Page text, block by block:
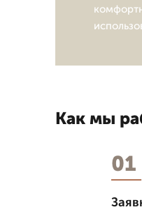
Как мы
01